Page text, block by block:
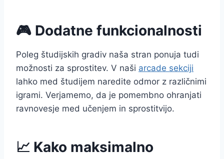
🎮 Dodatne funkcionalnosti
Poleg študijskih gradiv naša stran ponuja tudi
možnosti za sprostitev. V naši arcade sekciji
lahko med študijem naredite odmor z različnimi
igrami. Verjamemo, da je pomembno ohranjati
ravnovesje med učenjem in sprostitvijo.
📈 Kako maksimalno